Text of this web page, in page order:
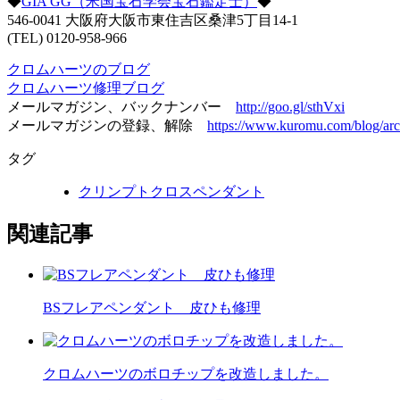
546-0041 大阪府大阪市東住吉区桑津5丁目14-1
(TEL) 0120-958-966
クロムハーツのブログ
クロムハーツ修理ブログ
メールマガジン、バックナンバー http://goo.gl/sthVxi
メールマガジンの登録、解除 https://www.kuromu.com/blog/
タグ
クリンプトクロスペンダント
関連記事
BSフレアペンダント 皮ひも修理
クロムハーツのボロチップを改造しました。